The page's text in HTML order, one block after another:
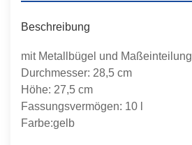
Beschreibung
mit Metallbügel und Maßeinteilung
Durchmesser: 28,5 cm
Höhe: 27,5 cm
Fassungsvermögen: 10 l
Farbe:gelb